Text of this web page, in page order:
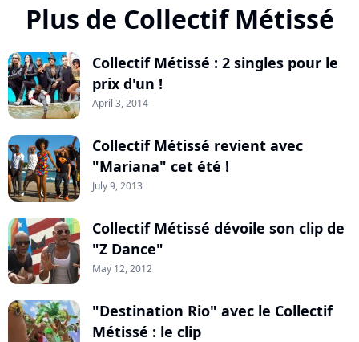
Plus de Collectif Métissé
Collectif Métissé : 2 singles pour le
prix d'un !
April 3, 2014
Collectif Métissé revient avec
"Mariana" cet été !
July 9, 2013
Collectif Métissé dévoile son clip de
"Z Dance"
May 12, 2012
"Destination Rio" avec le Collectif
Métissé : le clip